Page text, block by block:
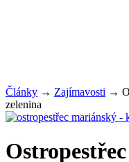
Články → Zajímavosti →
zelenina